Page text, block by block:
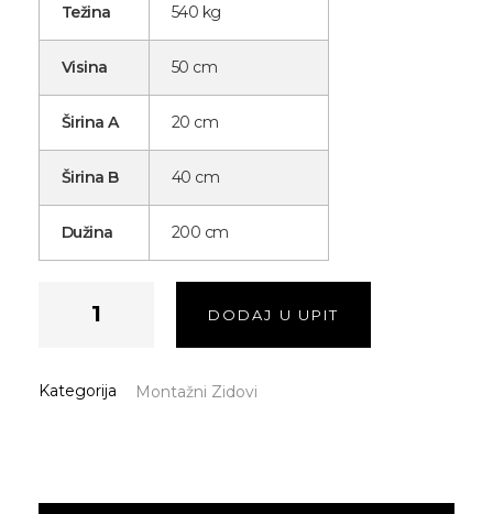
Težina 540 kg
Visina 50 cm
Širina A 20 cm
Širina B 40 cm
Dužina 200 cm
DODAJ U UPIT
Kategorija Montažni Zidovi